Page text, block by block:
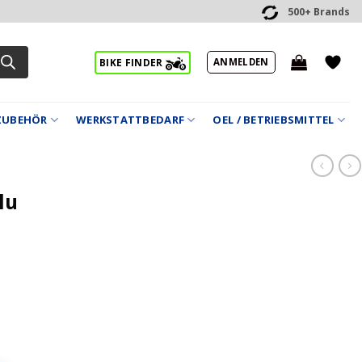
500+ Brands
BIKE FINDER ANMELDEN
WERKSTATTBEDARF OEL / BETRIEBSMITTEL